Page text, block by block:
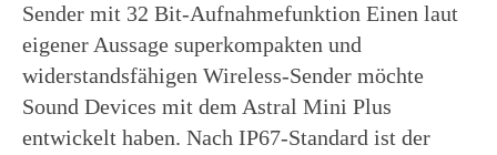
Sender mit 32 Bit-Aufnahmefunktion Einen laut
eigener Aussage superkompakten und
widerstandsfähigen Wireless-Sender möchte
Sound Devices mit dem Astral Mini Plus
entwickelt haben. Nach IP67-Standard ist der